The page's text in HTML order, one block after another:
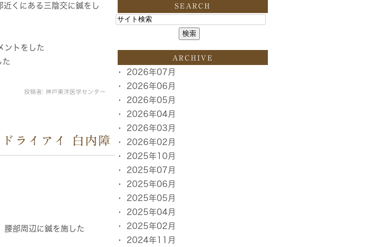
くにある三陰交に鍼をし
ントをした
た
投稿者: 神戸東洋医学センター
ライアイ 白内障
腰部周辺に鍼を施した
SEARCH
ARCHIVE
2026年07月
2026年06月
2026年05月
2026年04月
2026年03月
2026年02月
2025年10月
2025年07月
2025年06月
2025年05月
2025年04月
2025年02月
2024年11月